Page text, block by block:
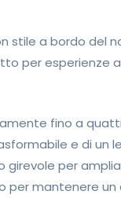
stile a bordo del
per esperienze
fino a
e di un
girevole per
per mantenere